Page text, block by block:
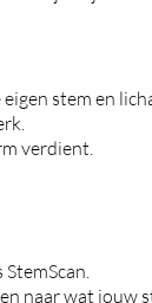
stem en
verdient.
naar wat jouw